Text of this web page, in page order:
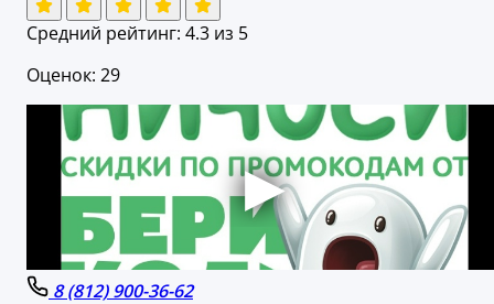
Средний рейтинг: 4.3 из 5
Оценок: 29
8 (812) 900-36-62